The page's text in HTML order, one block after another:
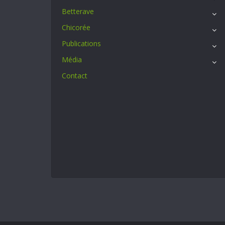
Betterave
Chicorée
Publications
Média
Contact